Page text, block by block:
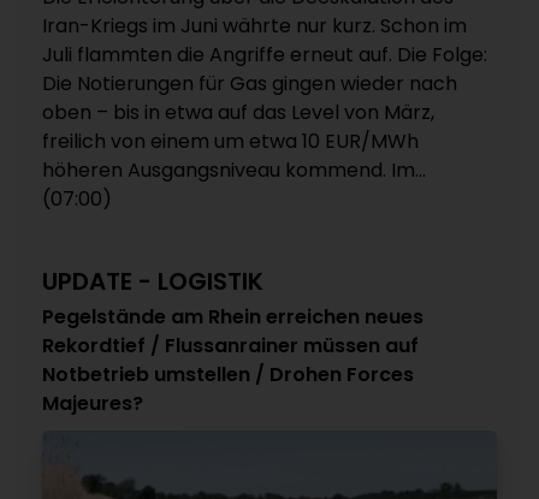
Iran-Kriegs im Juni währte nur kurz. Schon im
Juli flammten die Angriffe erneut auf. Die Folge:
Die Notierungen für Gas gingen wieder nach
oben – bis in etwa auf das Level von März,
freilich von einem um etwa 10 EUR/MWh
höheren Ausgangsniveau kommend. Im...
(07:00)
UPDATE - LOGISTIK
Pegelstände am Rhein erreichen neues
Rekordtief / Flussanrainer müssen auf
Notbetrieb umstellen / Drohen Forces
Majeures?